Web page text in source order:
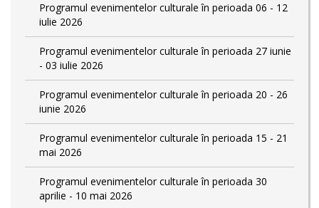
Programul evenimentelor culturale în perioada 06 - 12
iulie 2026
Programul evenimentelor culturale în perioada 27 iunie
- 03 iulie 2026
Programul evenimentelor culturale în perioada 20 - 26
iunie 2026
Programul evenimentelor culturale în perioada 15 - 21
mai 2026
Programul evenimentelor culturale în perioada 30
aprilie - 10 mai 2026